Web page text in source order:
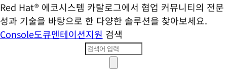
Red Hat® 에코시스템 카탈로그에서 협업 커뮤니티의 전문
성과 기술을 바탕으로 한 다양한 솔루션을 찾아보세요.
Console도큐멘테이션지원 검색